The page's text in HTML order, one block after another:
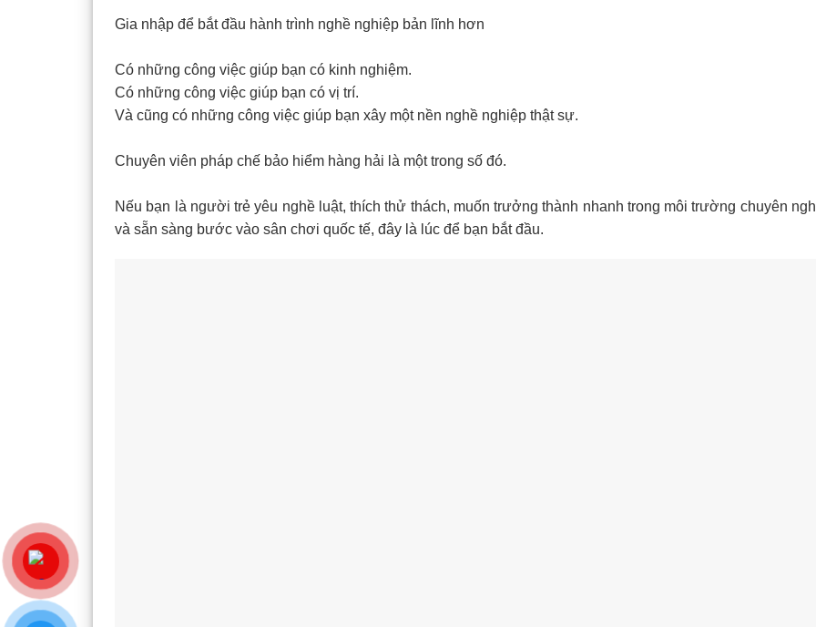
Gia nhập để bắt đầu hành trình nghề nghiệp bản lĩnh hơn
Có những công việc giúp bạn có kinh nghiệm.
Có những công việc giúp bạn có vị trí.
Và cũng có những công việc giúp bạn xây một nền nghề nghiệp thật sự.
Chuyên viên pháp chế bảo hiểm hàng hải là một trong số đó.
Nếu bạn là người trẻ yêu nghề luật, thích thử thách, muốn trưởng thành nhanh trong môi trường chuyên
và sẵn sàng bước vào sân chơi quốc tế, đây là lúc để bạn bắt đầu.